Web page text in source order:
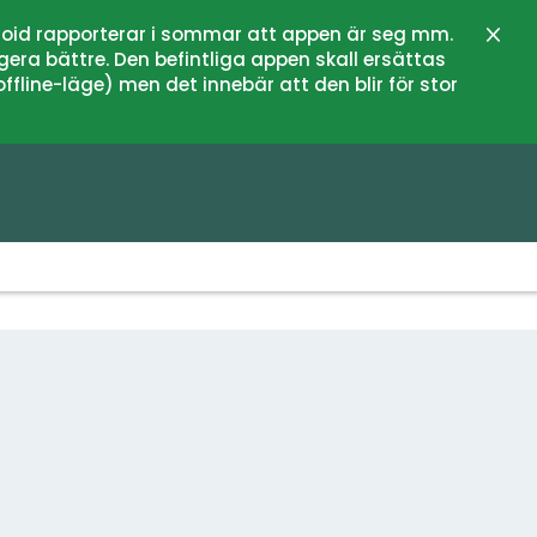
rapporterar i sommar att appen är seg mm.
bättre. Den befintliga appen skall ersättas
läge) men det innebär att den blir för stor